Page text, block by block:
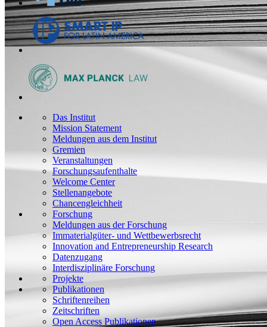
Das Institut
Mission Statement
Meldungen aus dem Institut
Gremien
Veranstaltungen
Forschungsaufenthalte
Welcome Center
Stellenangebote
Chancengleichheit
Forschung
Meldungen aus der Forschung
Immaterialgüter- und Wettbewerbsrecht
Innovation and Entrepreneurship Research
Datenzugang
Interdisziplinäre Forschung
Projekte
Publikationen
Schriftenreihen
Zeitschriften
Open Access Publikationen